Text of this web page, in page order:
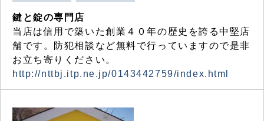
鍵と錠の専門店
当店は信用で築いた創業４０年の歴史を誇る中堅店
舗です。防犯相談など無料で行っていますので是非
お立ち寄りください。
http://nttbj.itp.ne.jp/0143442759/index.html